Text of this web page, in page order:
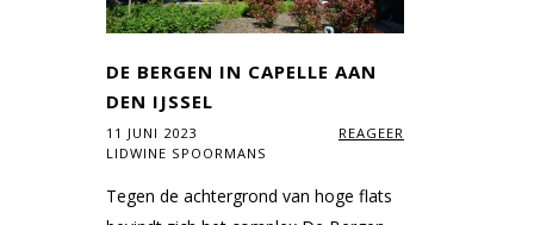
DE BERGEN IN CAPELLE AAN
DEN IJSSEL
11 JUNI 2023
REAGEER
LIDWINE SPOORMANS
Tegen de achtergrond van hoge flats